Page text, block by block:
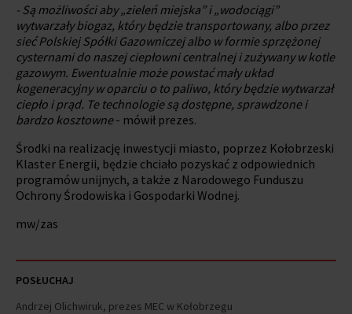
- Są możliwości aby „zieleń miejska” i „wodociągi”
wytwarzały biogaz, który będzie transportowany, albo przez
sieć Polskiej Spółki Gazowniczej albo w formie sprzężonej
cysternami do naszej ciepłowni centralnej i zużywany w kotle
gazowym. Ewentualnie może powstać mały układ
kogeneracyjny w oparciu o to paliwo, który będzie wytwarzał
ciepło i prąd. Te technologie są dostępne, sprawdzone i
bardzo kosztowne- mówił prezes.
Środki na realizację inwestycji miasto, poprzez Kołobrzeski
Klaster Energii, będzie chciało pozyskać z odpowiednich
programów unijnych, a także z Narodowego Funduszu
Ochrony Środowiska i Gospodarki Wodnej.
mw/zas
POSŁUCHAJ
Andrzej Olichwiruk, prezes MEC w Kołobrzegu